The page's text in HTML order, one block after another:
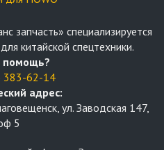
запчасть» специализируется
китайской спецтехники.
помощь?
383-62-14
адрес:
ул. Заводская 147,
5